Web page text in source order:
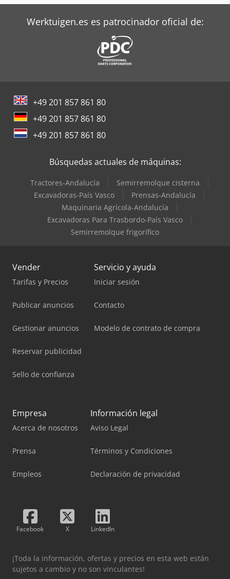
manejable desde todos los lados, horquillas regulables en
ancho, minipantalla, rodillos tándem para carga, dirección
eléctrica Dkedszhybhjpfx Af Tor
Werktuigen.es es patrocinador oficial de:
+49 201 857 861 80
+49 201 857 861 80
+49 201 857 861 80
Búsquedas actuales de máquinas:
Tractores-Andalucía
Semirremolque cisterna
Excavadoras-País Vasco
Prensas-Andalucía
Maquinaria Agrícola-Andalucía
Excavadoras Para Trasbordo-País Vasco
Semirremolque frigorífico
Vender
Tarifas y Precios
Publicar anuncios
Gestionar anuncios
Reservar publicidad
Sello de confianza
Servicio y ayuda
Iniciar sesión
Contacto
Modelo de contrato de compra
Empresa
Acerca de nosotros
Prensa
Empleos
Información legal
Aviso Legal
Términos y Condiciones
Declaración de privacidad
Facebook X LinkedIn
¡Toda la información, ofertas y precios en esta web están
sujetos a cambio y no son vinculantes!